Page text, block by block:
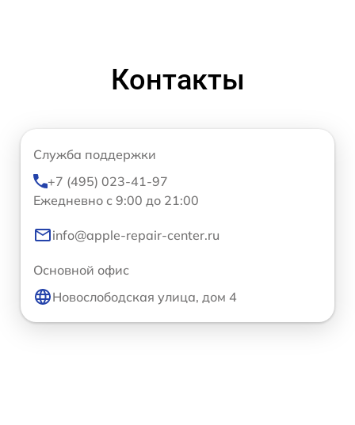
Контакты
Служба поддержки
+7 (495) 023-41-97
Ежедневно с 9:00 до 21:00
info@apple-repair-center.ru
Основной офис
Новослободская улица, дом 4